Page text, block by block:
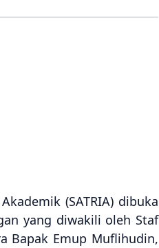
(SATRIA) dibuka
yang diwakili oleh Staf
Bapak Emup Muflihudin,